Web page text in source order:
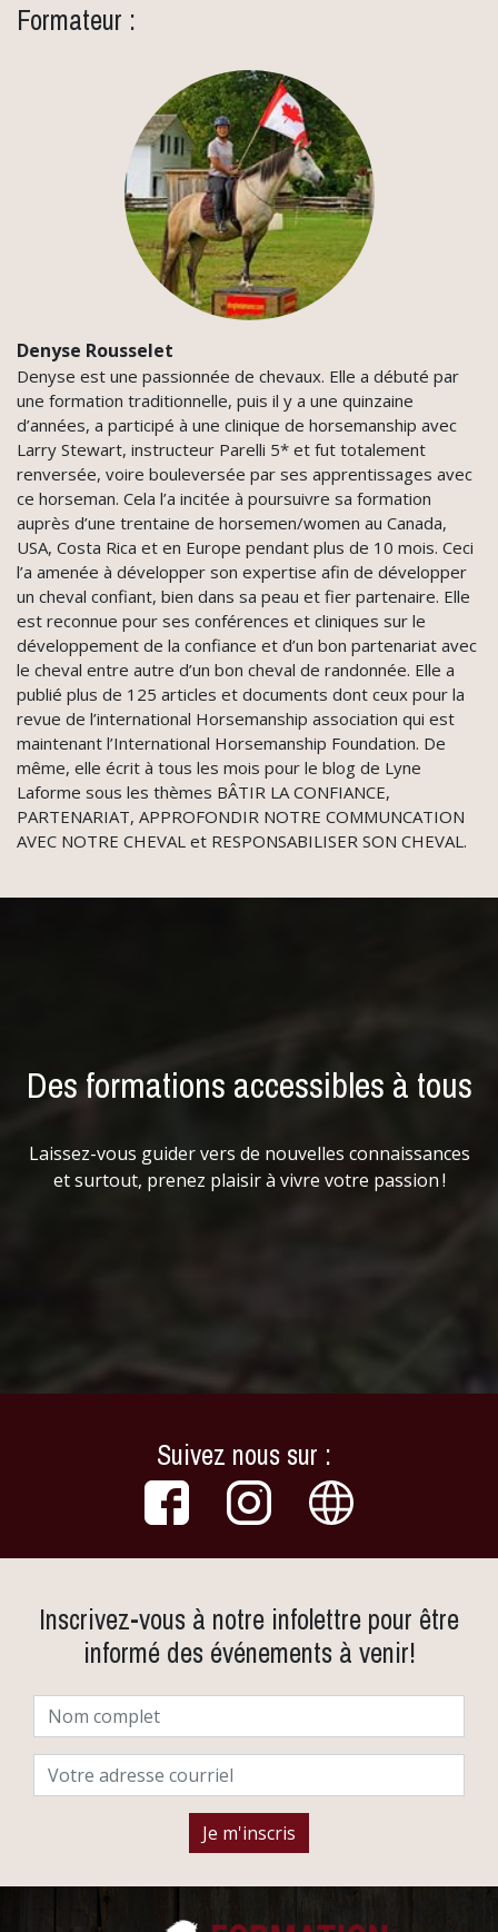
Formateur :
Denyse Rousselet
Denyse est une passionnée de chevaux. Elle a débuté par
une formation traditionnelle, puis il y a une quinzaine
d’années, a participé à une clinique de horsemanship avec
Larry Stewart, instructeur Parelli 5* et fut totalement
renversée, voire bouleversée par ses apprentissages avec
ce horseman. Cela l’a incitée à poursuivre sa formation
auprès d’une trentaine de horsemen/women au Canada,
USA, Costa Rica et en Europe pendant plus de 10 mois. Ceci
l’a amenée à développer son expertise afin de développer
un cheval confiant, bien dans sa peau et fier partenaire. Elle
est reconnue pour ses conférences et cliniques sur le
développement de la confiance et d’un bon partenariat avec
le cheval entre autre d’un bon cheval de randonnée. Elle a
publié plus de 125 articles et documents dont ceux pour la
revue de l’international Horsemanship association qui est
maintenant l’International Horsemanship Foundation. De
même, elle écrit à tous les mois pour le blog de Lyne
Laforme sous les thèmes BÂTIR LA CONFIANCE,
PARTENARIAT, APPROFONDIR NOTRE COMMUNCATION
AVEC NOTRE CHEVAL et RESPONSABILISER SON CHEVAL.
Des formations accessibles à tous
Laissez-vous guider vers de nouvelles connaissances
et surtout, prenez plaisir à vivre votre passion !
Suivez nous sur :
Inscrivez-vous à notre infolettre pour être
informé des événements à venir!